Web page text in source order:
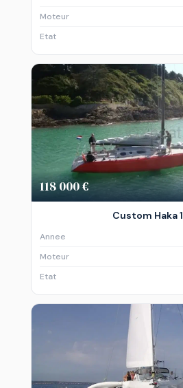
Moteur
Etat
118 000 €
Custom Haka
Annee
Moteur
Etat